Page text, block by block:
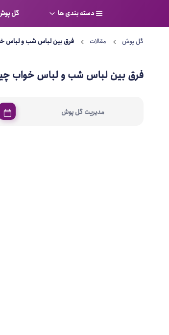
دسته بندی ها
سوتین
لباس خواب
گل
گل پوش مقالات فرق بین لباس شب و لباس
فرق بین لباس شب و لباس خواب
مدیریت گل پوش